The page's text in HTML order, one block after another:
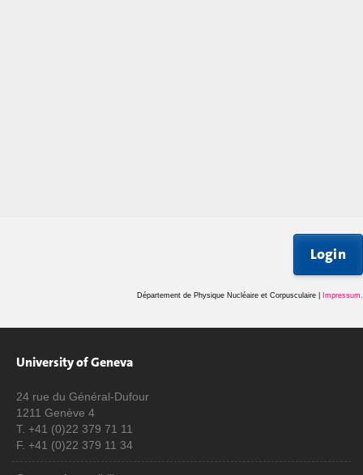
Login
Département de Physique Nucléaire et Corpusculaire | Impressum
University of Geneva
24 rue du Général-Dufour
1211 Genève 4
T. +41 (0)22 379 71 11
F. +41 (0)22 379 11 34